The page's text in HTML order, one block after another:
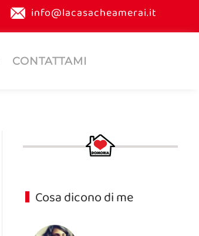
info@lacasacheamerai.it
CONTATTAMI
Cosa dicono di me